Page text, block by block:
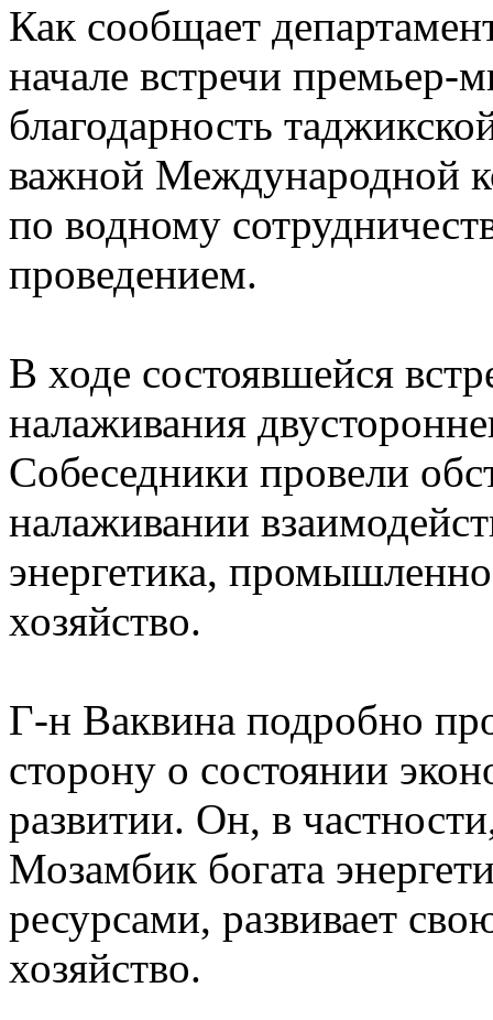
Как сообщает
начале встречи
благодарность
важной Международной
по водному
проведением.
В ходе состоявшейся
налаживания
Собеседники провели
налаживании
энергетика,
хозяйство.
Г-н Ваквина подробно
сторону о состоянии
развитии. Он, в
Мозамбик богата
ресурсами, развивает
хозяйство.